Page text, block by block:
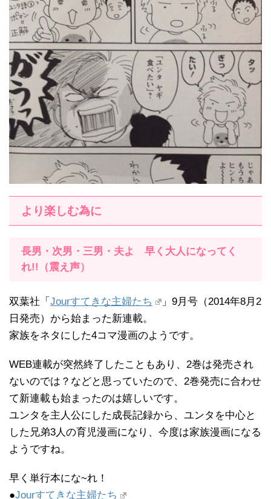
より楽しむ為に
長男・次男・三男・夫よ 早く大人になってく
れ!!（震え声）
双葉社「 Jourすてきな主婦たち
」9月号（2014年8月2
日発売）から始まった新連載。
家族をネタにした4コマ漫画のようです。
WEB連載が突然終了したこともあり、2巻は発売され
ないのでは？などと思っていたので、2巻発売に合わせ
て新連載も始まったのは嬉しいです。
ユンタを主人公にした成長記録から、ユンタを中心と
した兄弟3人の育児漫画になり、今度は家族漫画になる
ようですね。
早く単行本にな~れ！
●Jourすてきな主婦たち